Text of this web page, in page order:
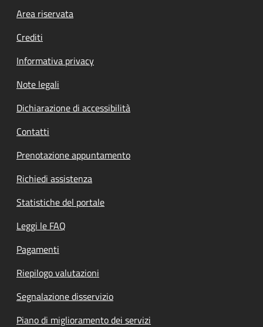
Footer menu
Area riservata
Crediti
Informativa privacy
Note legali
Dichiarazione di accessibilità
Contatti
Prenotazione appuntamento
Richiedi assistenza
Statistiche del portale
Leggi le FAQ
Pagamenti
Riepilogo valutazioni
Segnalazione disservizio
Piano di miglioramento dei servizi